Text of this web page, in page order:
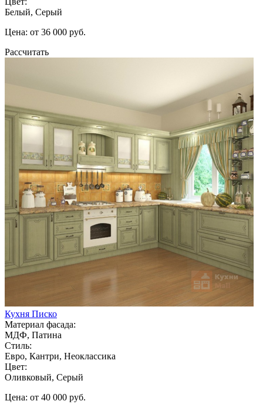
Белый, Серый
Цена: от 36 000 руб.
Рассчитать
Кухня Писко
Материал фасада:
МДФ, Патина
Стиль:
Евро, Кантри, Неоклассика
Цвет:
Оливковый, Серый
Цена: от 40 000 руб.